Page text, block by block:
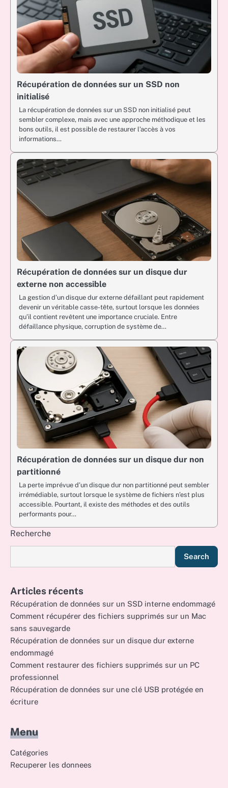
Récupération de données sur un SSD non
initialisé
La récupération de données sur un SSD non initialisé peut
sembler complexe, mais avec une approche méthodique et les
bons outils, il est possible de restaurer l’accès à vos
informations…
Récupération de données sur un disque dur
externe non accessible
La gestion d’un disque dur externe défaillant peut rapidement
devenir un véritable casse-tête, surtout lorsque les données
qu’il contient revêtent une importance cruciale. Entre
défaillance physique, corruption de système de…
Récupération de données sur un disque dur non
partitionné
La perte imprévue d’un disque dur non partitionné peut sembler
irrémédiable, surtout lorsque le système de fichiers n’est plus
accessible. Pourtant, il existe des méthodes et des outils
performants pour…
Recherche
Search
Articles récents
Récupération de données sur un SSD interne endommagé
Comment récupérer des fichiers supprimés sur un Mac
sans sauvegarde
Récupération de données sur un disque dur externe
endommagé
Comment restaurer des fichiers supprimés sur un PC
professionnel
Récupération de données sur une clé USB protégée en
écriture
Menu
Catégories
Recuperer les donnees